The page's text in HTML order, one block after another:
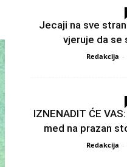
Jecaji na sve
vjeruje da se
Redakcija -
IZNENADIT ĆE
med na prazan
Redakcija -